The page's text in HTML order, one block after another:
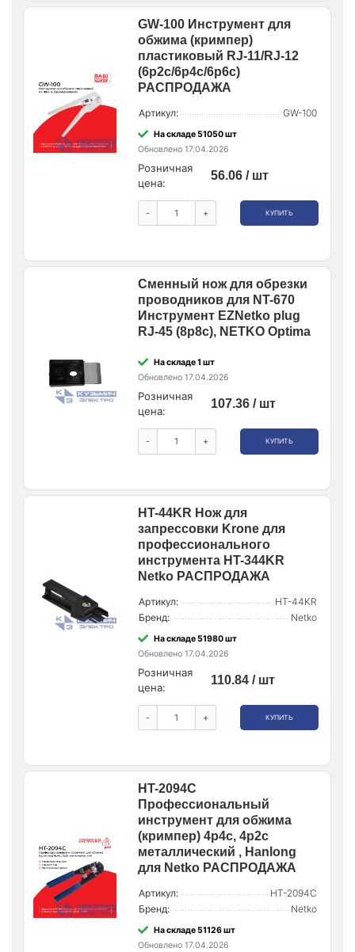
GW-100 Инструмент для
обжима (кримпер)
пластиковый RJ-11/RJ-12
(6p2c/6p4c/6p6c)
РАСПРОДАЖА
Артикул: GW-100
На складе 51050 шт
Обновлено 17.04.2026
Розничная
цена:
56.06 / шт
- + КУПИТЬ
Сменный нож для обрезки
проводников для NT-670
Инструмент EZNetko plug
RJ-45 (8p8c), NETKO Optima
На складе 1 шт
Обновлено 17.04.2026
Розничная
цена:
107.36 / шт
- + КУПИТЬ
HT-44KR Нож для
запрессовки Krone для
профессионального
инструмента HT-344KR
Netko РАСПРОДАЖА
Артикул:
HT-44KR
Бренд:
Netko
На складе 51980 шт
Обновлено 17.04.2026
Розничная
цена:
110.84 / шт
- + КУПИТЬ
HT-2094C
Профессиональный
инструмент для обжима
(кримпер) 4p4c, 4p2c
металлический , Hanlong
для Netko РАСПРОДАЖА
Артикул:
HT-2094C
Бренд:
Netko
На складе 51126 шт
Обновлено 17.04.2026